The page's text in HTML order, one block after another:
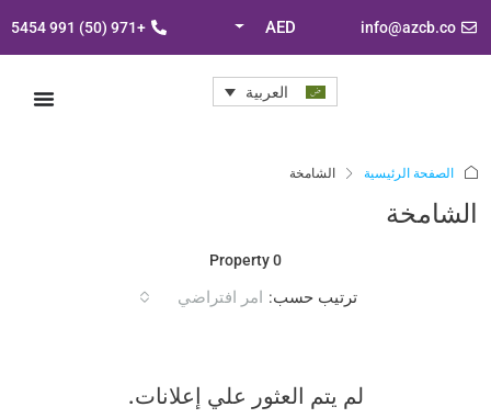
info@azcb.co
AED
+971 (50) 991 5454
العربية
الصفحة الرئيسية الشامخة
الشامخة
0 Property
ترتيب حسب: امر افتراضي
لم يتم العثور علي إعلانات.